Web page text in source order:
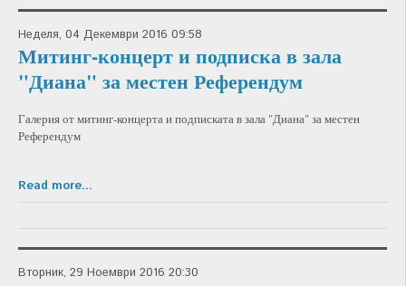
Неделя, 04 Декември 2016 09:58
Митинг-концерт и подписка в зала
"Диана" за местен Референдум
Галерия от митинг-концерта и подписката в зала "Диана" за местен
Референдум
Read more...
Вторник, 29 Ноември 2016 20:30